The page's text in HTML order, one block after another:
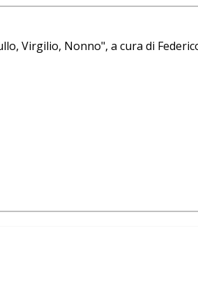
Virgilio, Nonno", a cura di